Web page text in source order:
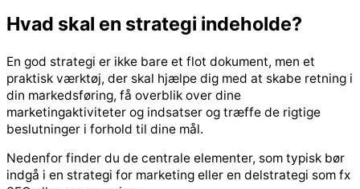
Hvad skal en strategi indeholde?
En god strategi er ikke bare et flot dokument, men et
praktisk værktøj, der skal hjælpe dig med at skabe retning i
din markedsføring, få overblik over dine
marketingaktiviteter og indsatser og træffe de rigtige
beslutninger i forhold til dine mål.
Nedenfor finder du de centrale elementer, som typisk bør
indgå i en strategi for marketing eller en delstrategi som fx